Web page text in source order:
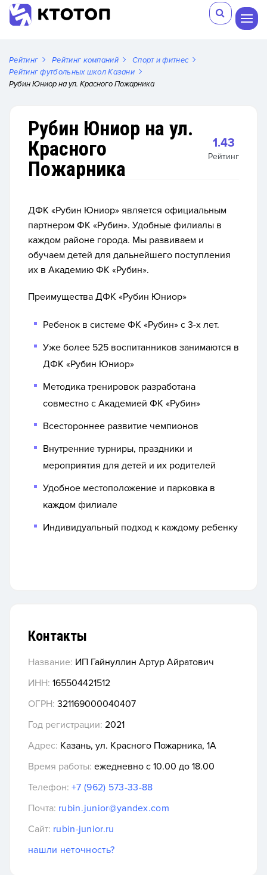
Рейтинг Рейтинг компаний
Спорт и фитнес
Рейтинг футбольных школ Казани
Рубин Юниор на ул. Красного Пожарника
Рубин Юниор на ул.
Красного
Пожарника
1.43
Рейтинг
ДФК «Рубин Юниор» является официальным
партнером ФК «Рубин». Удобные филиалы в
каждом районе города. Мы развиваем и
обучаем детей для дальнейшего поступления
их в Академию ФК «Рубин».
Преимущества ДФК «Рубин Юниор»
Ребенок в системе ФК «Рубин» с 3-х лет.
Уже более 525 воспитанников занимаются в
ДФК «Рубин Юниор»
Методика тренировок разработана
совместно с Академией ФК «Рубин»
Всестороннее развитие чемпионов
Внутренние турниры, праздники и
мероприятия для детей и их родителей
Удобное местоположение и парковка в
каждом филиале
Индивидуальный подход к каждому ребенку
Контакты
Название: ИП Гайнуллин Артур Айратович
ИНН: 165504421512
ОГРН: 321169000040407
Год регистрации: 2021
Адрес: Казань, ул. Красного Пожарника, 1А
Время работы: ежедневно с 10.00 до 18.00
Телефон: +7 (962) 573-33-88
Почта: rubin.junior@yandex.com
Сайт: rubin-junior.ru
нашли неточность?